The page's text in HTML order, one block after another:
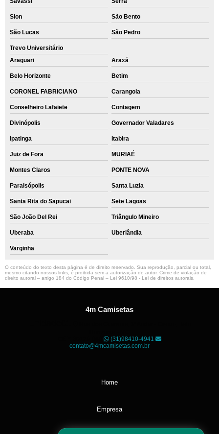
Sion São Bento
São Lucas São Pedro
Trevo Universitário
Araguari
Araxá
Belo Horizonte Betim
CORONEL FABRICIANO Carangola
Conselheiro Lafaiete Contagem
Divinópolis Governador Valadares
Ipatinga Itabira
Juiz de Fora MURIAÉ
Montes Claros PONTE NOVA
Paraisópolis Santa Luzia
Santa Rita do Sapucai Sete Lagoas
São João Del Rei Triângulo Mineiro
Uberaba Uberlândia
Varginha
O conteúdo do texto desta página é de direito reservado. Sua reprodução, parcial ou total,
mesmo citando nossos links, é proibida sem a autorização do autor. Crime de violação de
direito autoral – artigo 184 do Código Penal – Lei 9610/98 - Lei de direitos autorais
4m Camisetas
(31)98410-4941
contato@4mcamisetas.com.br
Home
Empresa